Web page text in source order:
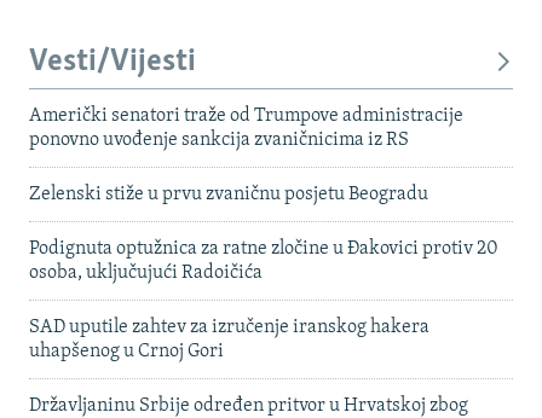
Vesti/Vijesti
Američki senatori traže od Trumpove administracije
ponovno uvođenje sankcija zvaničnicima iz RS
Zelenski stiže u prvu zvaničnu posjetu Beogradu
Podignuta optužnica za ratne zločine u Đakovici protiv 20
osoba, uključujući Radoičića
SAD uputile zahtev za izručenje iranskog hakera
uhapšenog u Crnoj Gori
Državljaninu Srbije određen pritvor u Hrvatskoj zbog